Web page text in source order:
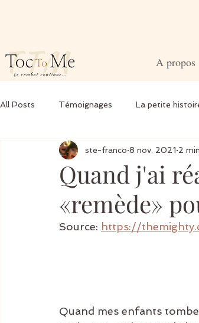
A propos
All Posts Témoignages La petite
Quand j'ai
«remède»
ste-franco 8 nov. 2021 2
Source: https://
Quand mes enfants